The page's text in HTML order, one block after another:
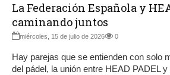
La Federación Española y
caminando juntos
miércoles, 15 de julio de 2026 0
Hay parejas que se entienden con solo
del pádel, la unión entre HEAD PADEL